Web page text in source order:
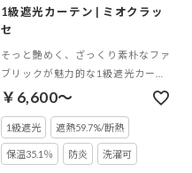
1級遮光カーテン | ミオクラッ
セ
そっと艶めく、ざっくり素朴なファ
ブリックが魅力的な1級遮光カーテ
ン
￥6,600～
1級遮光 遮熱59.7%/断熱
保温35.1％ 防炎 洗濯可